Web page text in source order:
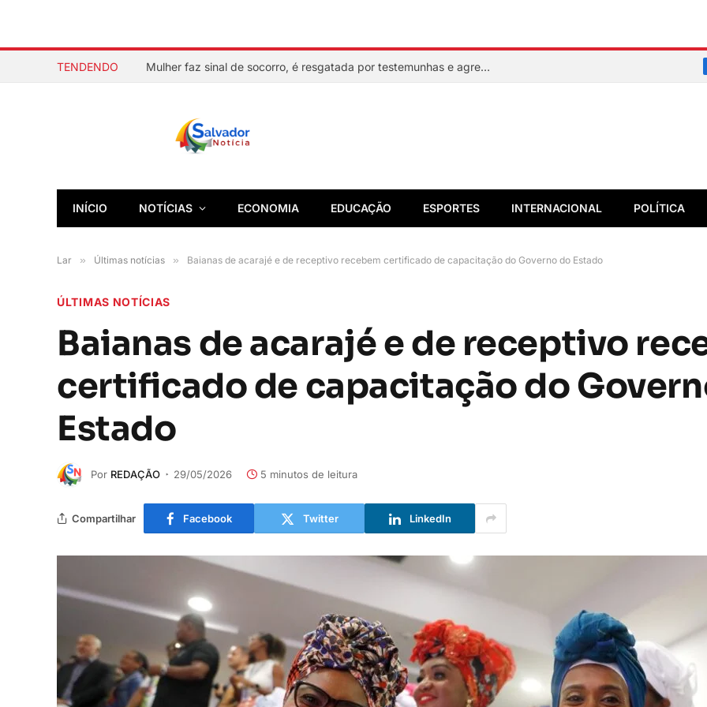
TENDENDO Mulher faz sinal de socorro, é resgatada por testemunhas e agressor acaba preso em flagrante
INÍCIO NOTÍCIAS ECONOMIA EDUCAÇÃO ESPORTES INTERNACIONAL POLÍTICA
Lar » Últimas notícias » Baianas de acarajé e de receptivo recebem certificado de capacitação do Governo do Estado
ÚLTIMAS NOTÍCIAS
Baianas de acarajé e de receptivo
certificado de capacitação do
Estado
Por REDAÇÃO 29/05/2026 5 minutos de leitura
Compartilhar Facebook Twitter LinkedIn